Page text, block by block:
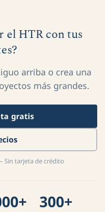
el HTR con tus
arriba o crea una
más grandes.
gratis
Sin tarjeta de crédito
300+